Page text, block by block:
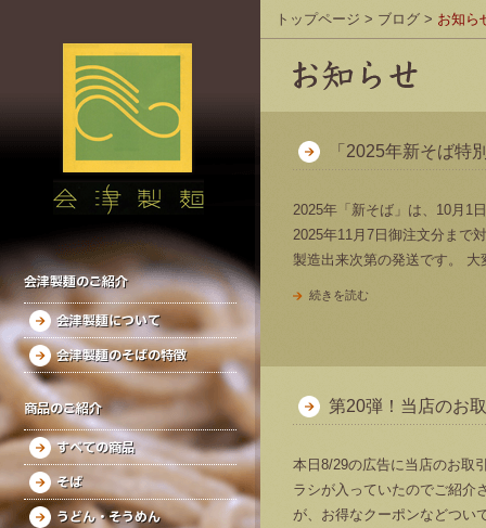
会津製麺のご紹介
会津製麺について
会津製麺のそばの特徴
商品のご紹介
すべての商品
そば
うどん・そうめん
トップページ > ブログ > お知ら
「2025年新そば特
2025年「新そば」は、10月1
2025年11月7日御注文分まで
製造出来次第の発送です。
続きを読む
第20弾！当店のお
本日8/29の広告に当店のお取
ラシが入っていたのでご紹介
が、お得なクーポンなどつい